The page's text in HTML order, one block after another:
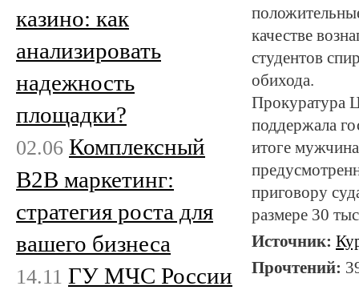
качестве
студентов
обихода.
Прокуратура
поддержала
итоге
приговору
размере 30
Источник:
Прочтений:
казино: как
анализировать
надежность
площадки?
02.06 Комплексный
B2B маркетинг:
стратегия роста для
вашего бизнеса
14.11 ГУ МЧС России